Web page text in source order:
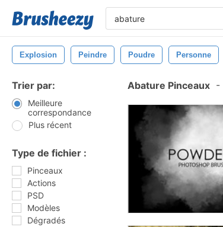
Explosion Peindre Poudre Personne
Trier par:
Meilleure
correspondance
Plus récent
Type de fichier :
Pinceaux
Actions
PSD
Modèles
Dégradés
Abature Pinceaux -